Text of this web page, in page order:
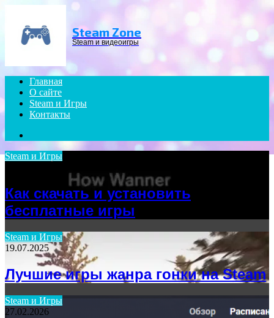
Steam Zone
Steam и видеоигры
Главная
О сайте
Steam и Игры
Контакты
Steam и Игры
Как скачать и установить
бесплатные игры
Steam и Игры
19.07.2025
Лучшие игры жанра гонки на Steam
Steam и Игры
27.02.2026